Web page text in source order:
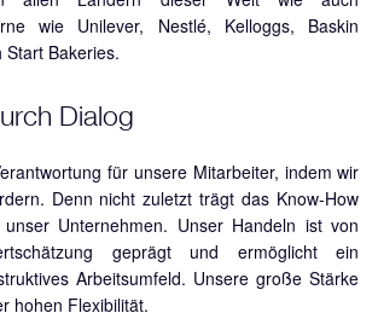
wie Unilever, Nestlé, Kelloggs, Baskin
Start Bakeries.
Dialog
für unsere Mitarbeiter, indem wir
Denn nicht zuletzt trägt das Know-How
Unternehmen. Unser Handeln ist von
geprägt und ermöglicht ein
Arbeitsumfeld. Unsere große Stärke
hohen Flexibilität.